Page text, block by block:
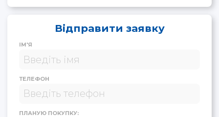
Відправити заявку
ІМ'Я
ТЕЛЕФОН
ПЛАНУЮ ПОКУПКУ: